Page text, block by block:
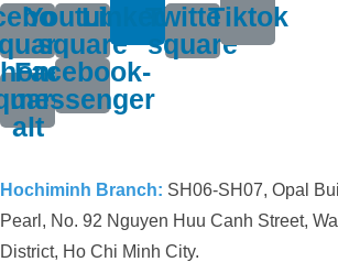
Youtube-
square
LinkedinTwitter-
square
Tiktok
alt
Facebook-
messenger
Hochiminh Branch: SH06-SH07, Opal
Pearl, No. 92 Nguyen Huu Canh Street,
District, Ho Chi Minh City.